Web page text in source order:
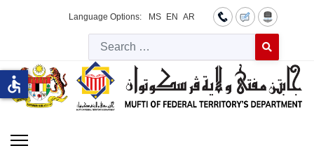
Language Options: MS EN AR
Type 2 or
accessible